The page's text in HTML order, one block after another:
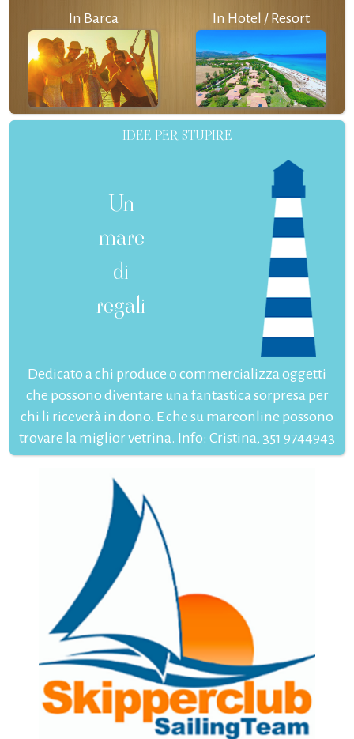
In Barca In Hotel / Resort
IDEE PER STUPIRE
Un
mare
di
regali
Dedicato a chi produce o commercializza oggetti
che possono diventare una fantastica sorpresa per
chi li riceverà in dono. E che su mareonline possono
trovare la miglior vetrina. Info: Cristina, 351 9744943